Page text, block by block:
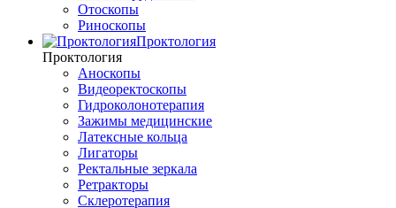
Отоскопы
Риноскопы
Проктология
Проктология
Аноскопы
Видеоректоскопы
Гидроколонотерапия
Зажимы медицинские
Латексные кольца
Лигаторы
Ректальные зеркала
Ретракторы
Склеротерапия